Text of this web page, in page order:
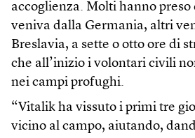
accoglienza. Molti hanno
veniva dalla Germania, altri
Breslavia, a sette o otto ore di
che all’inizio i volontari civili
nei campi profughi.
“Vitalik ha vissuto i primi tre
vicino al campo, aiutando,